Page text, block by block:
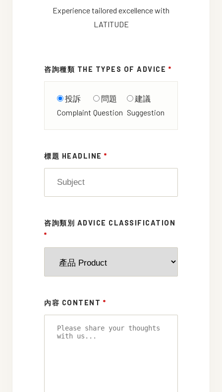
Experience tailored excellence with
LATITUDE
咨詢種類 THE TYPES OF ADVICE *
投訴
Complaint
問題
Question
建議
Suggestion
標題 HEADLINE *
咨詢類別 ADVICE CLASSIFICATION
*
內容 CONTENT *